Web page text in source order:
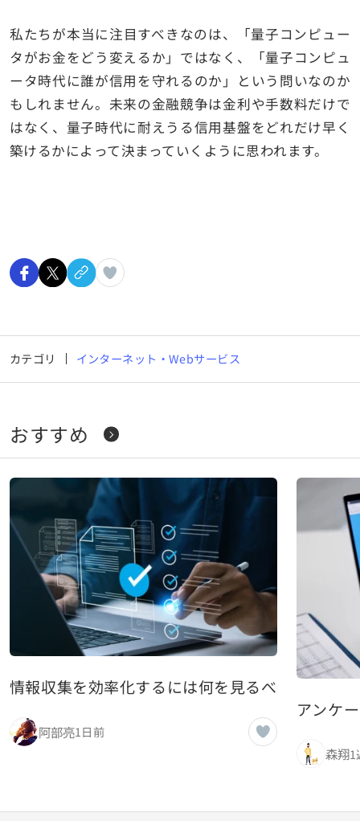
私たちが本当に注目すべきなのは、「量子コンピュー
タがお金をどう変えるか」ではなく、「量子コンピュ
ータ時代に誰が信用を守れるのか」という問いなのか
もしれません。未来の金融競争は金利や手数料だけで
はなく、量子時代に耐えうる信用基盤をどれだけ早く
築けるかによって決まっていくように思われます。
カテゴリ インターネット・Webサービス
おすすめ
情報収集を効率化するには何を見るべきか 優秀
阿部亮1日前
アンケ
森翔1